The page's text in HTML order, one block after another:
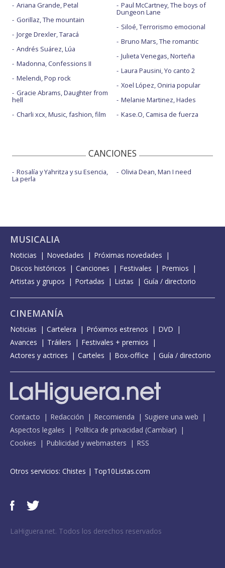
Ariana Grande, Petal
Gorillaz, The mountain
Jorge Drexler, Taracá
Andrés Suárez, Lúa
Madonna, Confessions II
Melendi, Pop rock
Gracie Abrams, Daughter from
hell
Charli xcx, Music, fashion, film
Paul McCartney, The boys of
Dungeon Lane
Siloé, Terrorismo emocional
Bruno Mars, The romantic
Julieta Venegas, Norteña
Laura Pausini, Yo canto 2
Xoel López, Oniria popular
Melanie Martinez, Hades
Kase.O, Camisa de fuerza
CANCIONES
Rosalía y Yahritza y su Esencia,
La perla
Olivia Dean, Man I need
MUSICALIA
Noticias Novedades
Próximas novedades
Discos históricos
Canciones Festivales
Premios
Artistas y grupos
Portadas Listas Guía / directorio
CINEMANÍA
Noticias Cartelera Próximos estrenos
DVD
Avances
Tráilers
Festivales + premios
Actores y actrices
Carteles Box-office Guía / directorio
Contacto Redacción Recomienda
Sugiere una web
Aspectos legales
Política de privacidad (Cambiar)
Cookies
Publicidad y webmasters RSS
Otros servicios: Chistes | Top10Listas.com
LaHiguera.net. Todos los derechos reservados